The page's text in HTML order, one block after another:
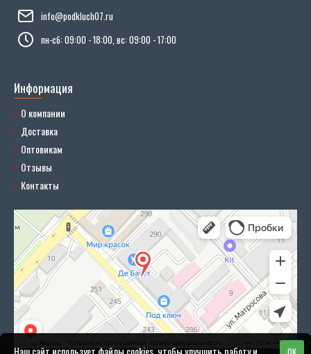
info@podkluch07.ru
пн-сб: 09:00 - 18:00, вс: 09:00 - 17:00
Информация
О компании
Доставка
Оптовикам
Отзывы
Контакты
Наш сайт использует файлы cookies, чтобы улучшить работу и